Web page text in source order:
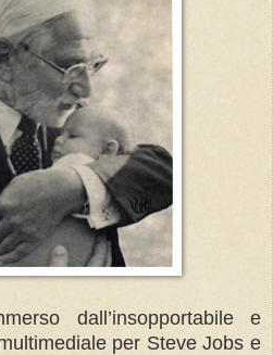
dall’insopportabile e
per Steve Jobs e